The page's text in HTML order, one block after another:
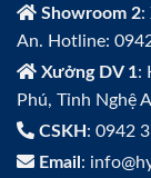
Showroom 2:
An. Hotline:
Xưởng DV 1:
Phú, Tỉnh Nghệ
CSKH : 0942
Email :